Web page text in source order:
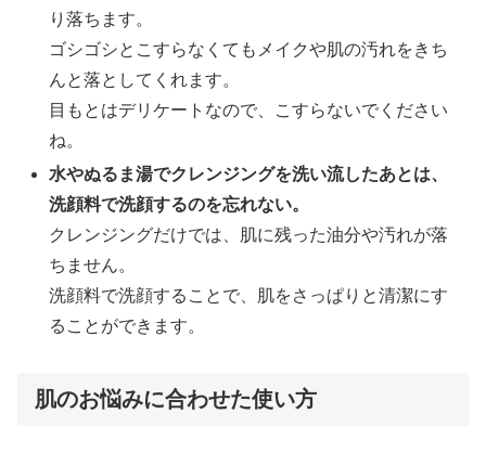
り落ちます。
ゴシゴシとこすらなくてもメイクや肌の汚れをきち
んと落としてくれます。
目もとはデリケートなので、こすらないでください
ね。
水やぬるま湯でクレンジングを洗い流したあとは、
洗顔料で洗顔するのを忘れない。
クレンジングだけでは、肌に残った油分や汚れが落
ちません。
洗顔料で洗顔することで、肌をさっぱりと清潔にす
ることができます。
肌のお悩みに合わせた使い方